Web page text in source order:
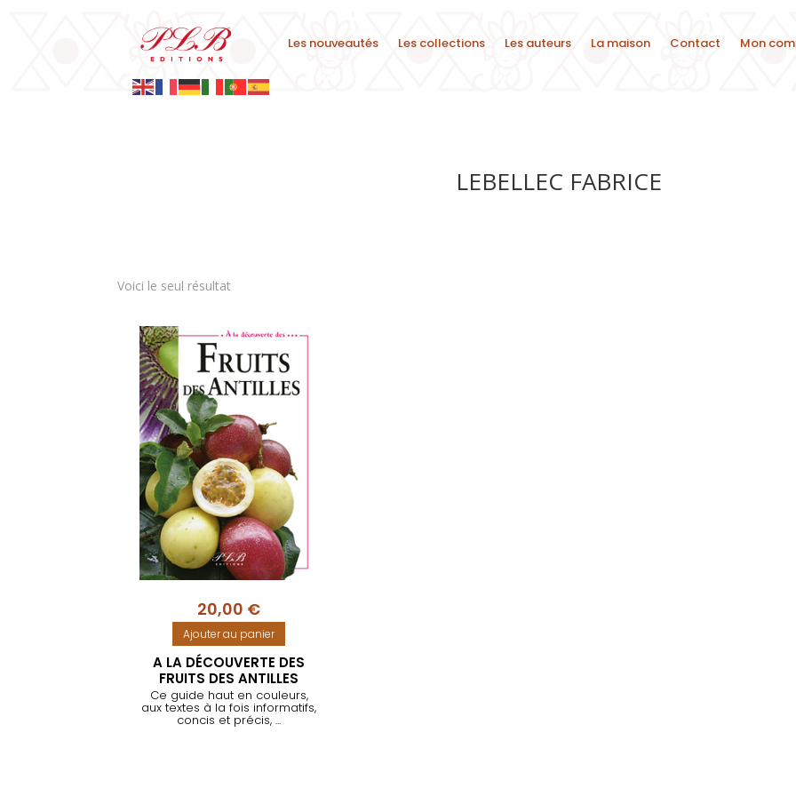
Les nouveautés Les collections Les auteurs La maison Contact Mon
LEBELLEC FABRICE
Voici le seul résultat
20,00 €
Ajouter au panier
A LA DÉCOUVERTE DES
FRUITS DES ANTILLES
Ce guide haut en couleurs,
aux textes à la fois informatifs,
concis et précis, ...